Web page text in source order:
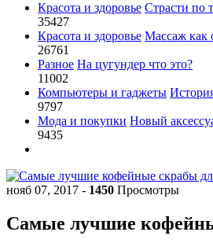
Красота и здоровье Страсти по
35427
Красота и здоровье Массаж как
26761
Разное На цугундер что это?
11002
Компьютеры и гаджеты
9797
Мода и покупки Новый
9435
нояб 07, 2017 - 1450 Просмотры
Самые лучшие